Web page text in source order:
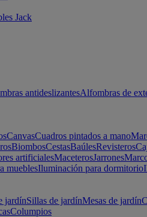
Jack
antideslizantesAlfombras de
CanvasCuadros pintados a mano
BiombosCestasBaúlesRevisteros
artificialesMaceterosJarrones
mueblesIluminación para dormitorio
jardínSillas de jardínMesas de jardín
Columpios